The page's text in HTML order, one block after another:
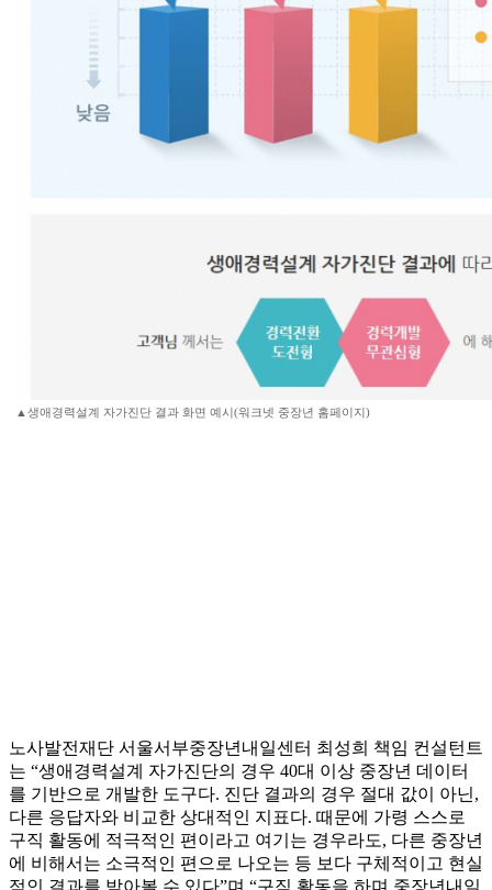
▲생애경력설계 자가진단 결과 화면 예시(워크넷 중장년 홈페이지)
노사발전재단 서울서부중장년내일센터 최성희 책임 컨설턴트
는 “생애경력설계 자가진단의 경우 40대 이상 중장년 데이터
를 기반으로 개발한 도구다. 진단 결과의 경우 절대 값이 아닌,
다른 응답자와 비교한 상대적인 지표다. 때문에 가령 스스로
구직 활동에 적극적인 편이라고 여기는 경우라도, 다른 중장년
에 비해서는 소극적인 편으로 나오는 등 보다 구체적이고 현실